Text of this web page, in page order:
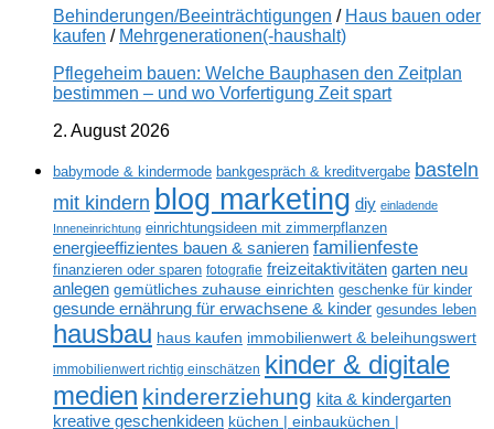
Behinderungen/Beeinträchtigungen / Haus bauen oder
kaufen / Mehrgenerationen(-haushalt)
Pflegeheim bauen: Welche Bauphasen den Zeitplan
bestimmen – und wo Vorfertigung Zeit spart
2. August 2026
babymode & kindermode bankgespräch & kreditvergabe basteln
mit kindern blog marketing diy einladende
Inneneinrichtung einrichtungsideen mit zimmerpflanzen
energieeffizientes bauen & sanieren familienfeste
finanzieren oder sparen fotografie freizeitaktivitäten garten neu
anlegen gemütliches zuhause einrichten geschenke für kinder
gesunde ernährung für erwachsene & kinder gesundes leben
hausbau haus kaufen immobilienwert & beleihungswert
immobilienwert richtig einschätzen kinder & digitale
medien kindererziehung kita & kindergarten
kreative geschenkideen küchen | einbauküchen |